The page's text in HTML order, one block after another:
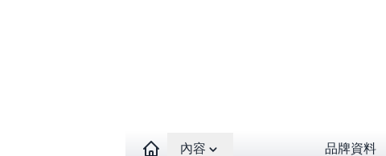
Open contents menu
內容 品牌資料